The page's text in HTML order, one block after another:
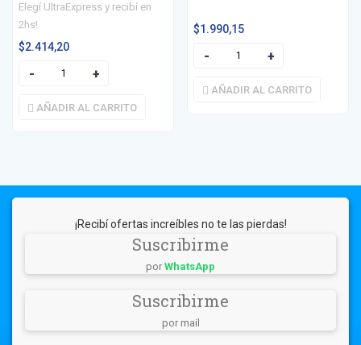
Elegí UltraExpress y recibí en
2hs!
$2.414,20
AÑADIR AL CARRITO
$1.990,15
AÑADIR AL CARRITO
¡Recibí ofertas increíbles no te las pierdas!
Suscribirme
por WhatsApp
Suscribirme
por mail